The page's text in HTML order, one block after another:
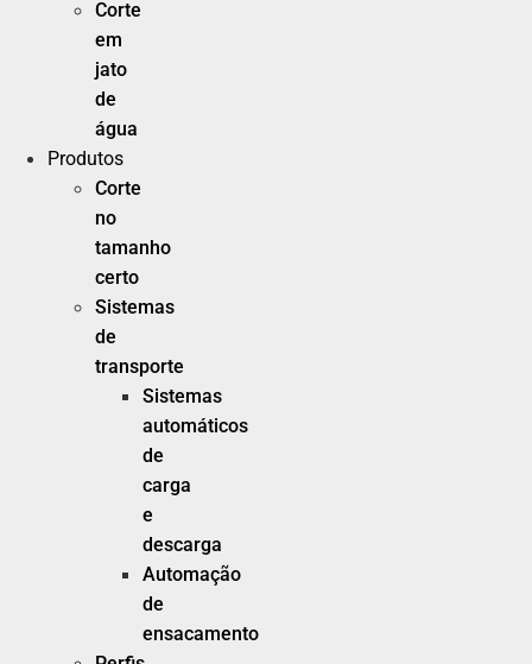
Corte
em
jato
de
água
Produtos
Corte
no
tamanho
certo
Sistemas
de
transporte
Sistemas
automáticos
de
carga
e
descarga
Automação
de
ensacamento